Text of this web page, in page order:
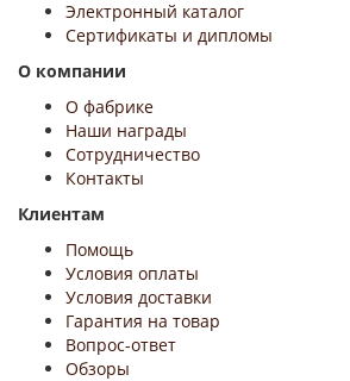
Электронный каталог
Сертификаты и дипломы
О компании
О фабрике
Наши награды
Сотрудничество
Контакты
Клиентам
Помощь
Условия оплаты
Условия доставки
Гарантия на товар
Вопрос-ответ
Обзоры